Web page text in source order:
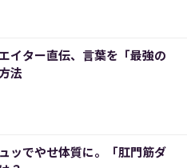
イター直伝、言葉を「最強の
法
ッでやせ体質に。「肛門筋ダ